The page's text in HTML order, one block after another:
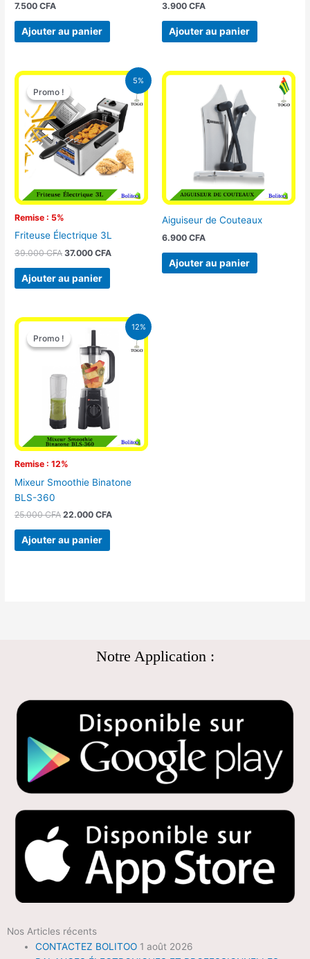
7.500CFA
Ajouter au panier
3.900 CFA
Ajouter au panier
5%
Promo !
Remise : 5%
Promo !
Friteuse Électrique 3L
39.000CFA
Le
initial
était :
39.000 CFA.
37.000CFA
Le
prix
actuel
est :
37.000 CFA.
Ajouter au panier
Aiguiseur de Couteaux
6.900 CFA
Ajouter au panier
12%
Promo !
Remise : 12%
Promo !
Mixeur Smoothie Binatone
BLS-360
25.000CFA
Le
prix
initial
était :
25.000 CFA.
22.000CFA
Le
prix
actuel
est :
Ajouter au panier
Notre Application :
Nos Articles récents
CONTACTEZ BOLITOO 1 août 2026